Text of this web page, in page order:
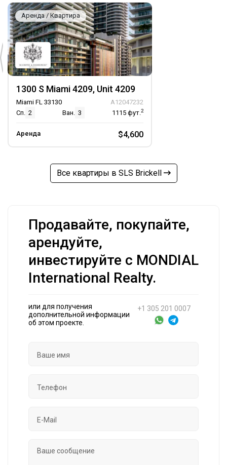
Аренда / Квартира
1300 S Miami 4209, Unit 4209
Miami FL 33130
A12047232
Сп. 2 Ван. 3 1115 фут.2
Аренда $4,600
Все квартиры в SLS Brickell
Продавайте, покупайте,
арендуйте,
инвестируйте с MONDIAL
International Realty.
или для получения
дополнительной информации
об этом проекте.
+1 305 201 0007